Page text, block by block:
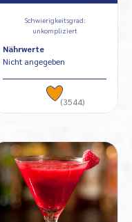
Schwierigkeitsgrad:
unkompliziert
Nährwerte
Nicht angegeben
(3544)